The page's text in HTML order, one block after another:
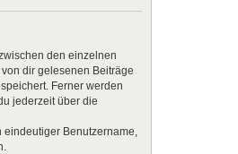
den einzelnen
dir gelesenen Beiträge
Ferner werden
jederzeit über die
Benutzername,